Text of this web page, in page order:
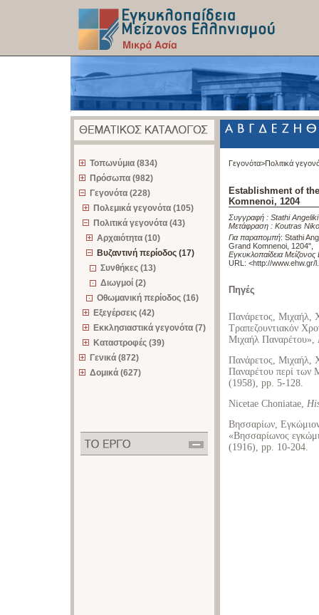
Τοπωνύμια (834)
Πρόσωπα (982)
Γεγονότα (228)
Πολεμικά γεγονότα (105)
Πολιτικά γεγονότα (43)
Αρχαιότητα (10)
Βυζαντινή περίοδος (17)
Συνθήκες (13)
Διωγμοί (2)
Οθωμανική περίοδος (16)
Εξεγέρσεις (42)
Εκκλησιαστικά γεγονότα (7)
Καταστροφές (39)
Γενικά (872)
Δομικά (627)
Γεγονότα>Πολιτικά
Establishment of
Komnenoi, 1204
Συγγραφή : Stathi Angeliki
Μετάφραση : Koutras
Για παραπομπή: Stathi
Grand Komnenoi, 1204"
Εγκυκλοπαίδεια
URL: <http://www.ehw.gr/
Πηγές
Πανάρετος, Μιχαήλ,
Τραπεζουντιακόν
Μιχαήλ Παναρέτου»,
Πανάρετος, Μιχαήλ,
Παναρέτου περί
(1958), pp. 5-128.
Nicetae Choniatae,
Βησσαρίων,
«Βησσαρίωνος
(1916), pp. 10-204.